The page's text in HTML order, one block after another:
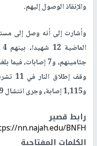
والإنقاذ الوصول إليهم.
وأشارت إلى أنه وصل إلى
جثامينهم، و7
و1,115 إصابة، وجرى انتشال 649 جثمانا.
رابط قصير
nn.najah.edu/BNFH/
الكلمات المفتاحية